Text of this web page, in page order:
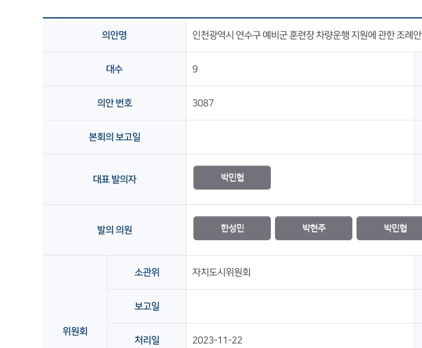
의안명 인천광역시 연수구 예비군 훈련장 차량운행 지원에 관한 조례안
대수 9
의안 번호 3087
본회의 보고일
대표 발의자 박민협
발의 의원 한성민 박현주 박민협
위원회
소관위 자치도시위원회
보고일
처리일 2023-11-22